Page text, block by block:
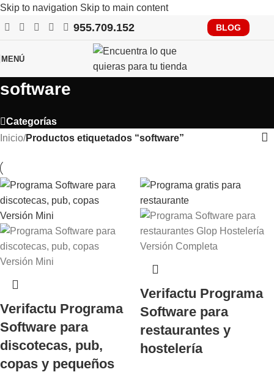
Skip to navigation Skip to main content
RECUERDA QUE PRONTO TENDRÁS QUE CUMPLIR CON
VERIFACTU, CONSÚLTANOS
955.709.152 BLOG
MENÚ
software
Categorías
Inicio/Productos etiquetados “software”
Verifactu Programa
Software para
discotecas, pub,
copas y pequeños
Verifactu Programa
Software para
restaurantes y
hostelería